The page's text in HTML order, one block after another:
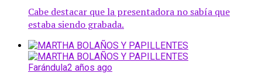
Cabe destacar que la presentadora no sabía que
estaba siendo grabada.
Farándula2 años ago